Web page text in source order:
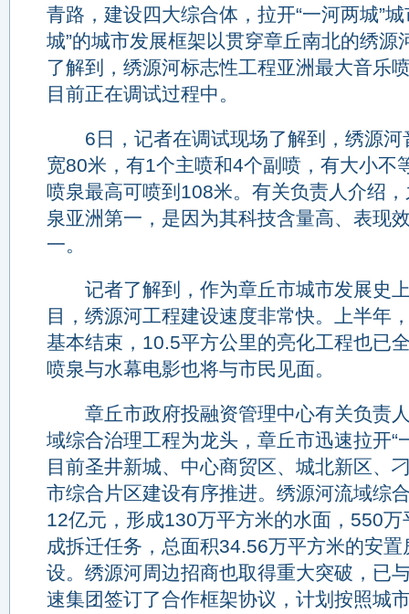
青路，建设四大综合体，拉开“一河两城”
城”的城市发展框架以贯穿章丘南北的绣源
了解到，绣源河标志性工程亚洲最大音乐
目前正在调试过程中。
6日，记者在调试现场了解到，绣源河
宽80米，有1个主喷和4个副喷，有大小不
喷泉最高可喷到108米。有关负责人介绍
泉亚洲第一，是因为其科技含量高、表现
一。
记者了解到，作为章丘市城市发展史
目，绣源河工程建设速度非常快。上半年
基本结束，10.5平方公里的亮化工程也已
喷泉与水幕电影也将与市民见面。
章丘市政府投融资管理中心有关负责
域综合治理工程为龙头，章丘市迅速拉开“
目前圣井新城、中心商贸区、城北新区、
市综合片区建设有序推进。绣源河流域综
12亿元，形成130万平方米的水面，550
成拆迁任务，总面积34.56万平方米的安
设。绣源河周边招商也取得重大突破，已
速集团签订了合作框架协议，计划按照城